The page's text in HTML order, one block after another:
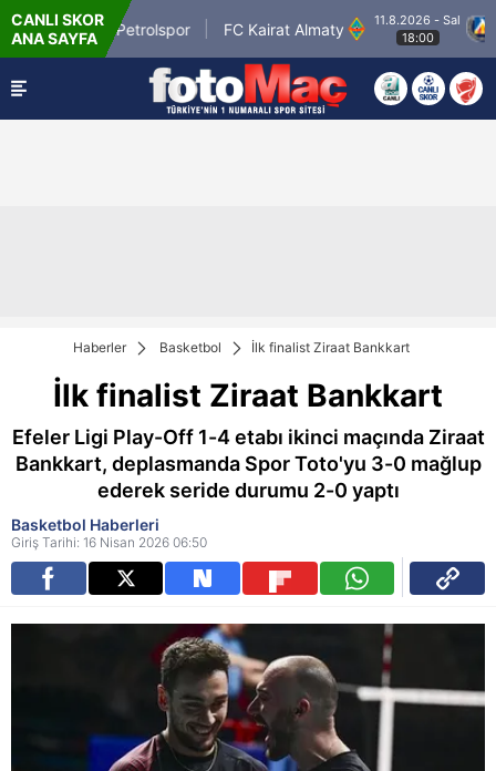
CANLI SKOR
ANA SAYFA
Batman Petrolspor FC Kairat Almaty
11.8.2026 - Sal
18:00
Haberler Basketbol İlk finalist Ziraat Bankkart
İlk finalist Ziraat Bankkart
Efeler Ligi Play-Off 1-4 etabı ikinci maçında Ziraat
Bankkart, deplasmanda Spor Toto'yu 3-0 mağlup
ederek seride durumu 2-0 yaptı
Basketbol Haberleri
Giriş Tarihi: 16 Nisan 2026 06:50